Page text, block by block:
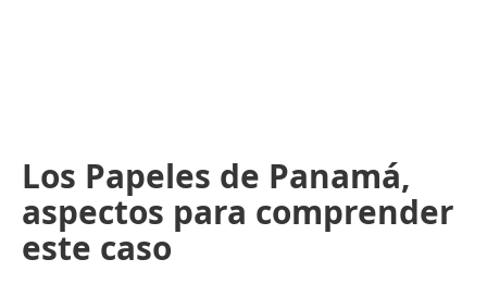
Los Papeles de Panamá,
aspectos para comprender
este caso